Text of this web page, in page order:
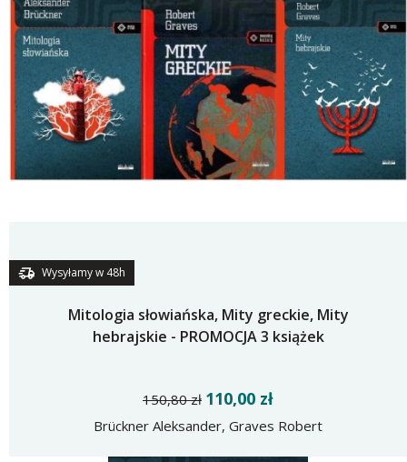
Wysyłamy w 48h
Mitologia słowiańska, Mity greckie, Mity
hebrajskie - PROMOCJA 3 książek
150,80 zł 110,00 zł
Brückner Aleksander, Graves Robert